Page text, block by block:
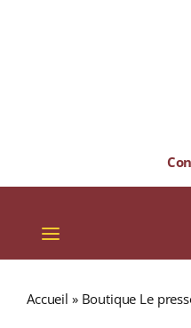
Toggle
Navigation
Accueil » Boutique Le